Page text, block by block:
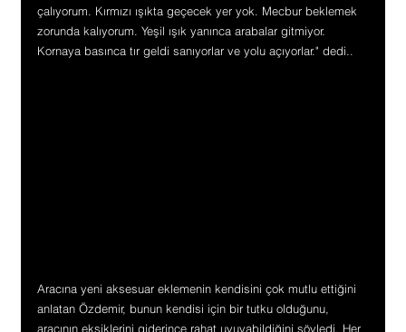
çalıyorum. Kırmızı ışıkta geçecek yer yok. Mecbur beklemek
zorunda kalıyorum. Yeşil ışık yanınca arabalar gitmiyor.
Kornaya basınca tır geldi sanıyorlar ve yolu açıyorlar." dedi..
Aracına yeni aksesuar eklemenin kendisini çok mutlu ettiğini
anlatan Özdemir, bunun kendisi için bir tutku olduğunu,
aracının eksiklerini giderince rahat uyuyabildiğini söyledi. Her